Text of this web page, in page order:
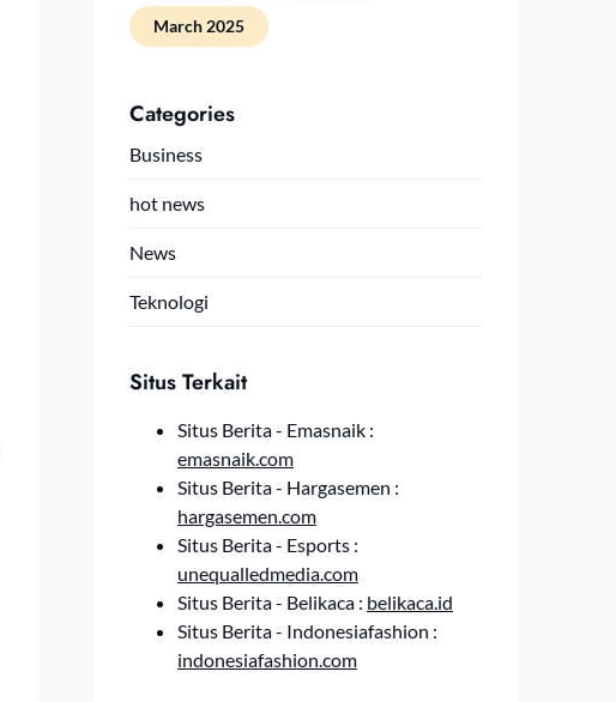
March 2025
Categories
Business
hot news
News
Teknologi
Situs Terkait
Situs Berita - Emasnaik :
emasnaik.com
Situs Berita - Hargasemen :
hargasemen.com
Situs Berita - Esports :
unequalledmedia.com
Situs Berita - Belikaca : belikaca.id
Situs Berita - Indonesiafashion :
indonesiafashion.com